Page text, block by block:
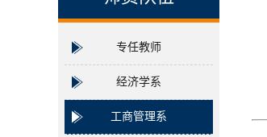
专任教师
经济学系
工商管理系